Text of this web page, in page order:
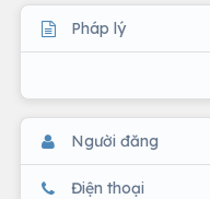
Pháp lý
Người đăng
Điện thoại